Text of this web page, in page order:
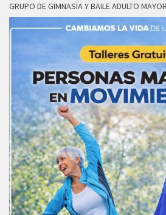
GRUPO DE GIMNASIA Y BAILE ADULTO